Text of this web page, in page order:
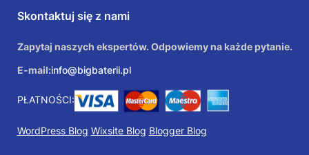
Skontaktuj się z nami
Zapytaj naszych ekspertów. Odpowiemy na każde pytanie.
E-mail:info@bigbaterii.pl
PŁATNOŚCI:
WordPress Blog Wixsite Blog Blogger Blog